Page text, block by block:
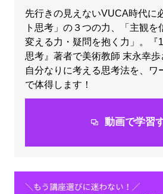
先行きの見えないVUCA時代に
ト思考」の３つの力、「主観を
変える力・疑問を抱く力」。『
思考』著者で美術教師 末永幸歩
自分なりに考える思考法を、ワ
で体得します！
動画で学習